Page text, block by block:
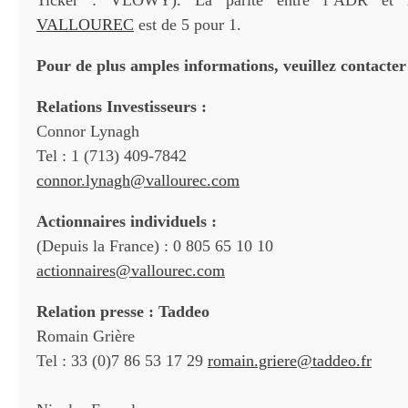
VALLOUREC est de 5 pour 1.
Pour de plus amples informations, veuillez
Relations Investisseurs :
Connor Lynagh
Tel : 1 (713) 409-7842
connor.lynagh@vallourec.com
Actionnaires individuels :
(Depuis la France) : 0 805 65 10 10
actionnaires@vallourec.com
Relation presse : Taddeo
Romain Grière
Tel : 33 (0)7 86 53 17 29 romain.griere@taddeo.fr